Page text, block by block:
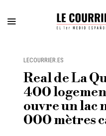
LECOURRIER.ES
Real de La
400
ouvre un lac
000 mètres